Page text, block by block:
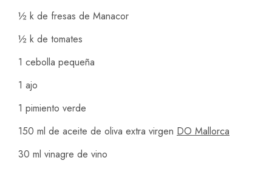
½ k de fresas de Manacor
½ k de tomates
1 cebolla pequeña
1 ajo
1 pimiento verde
150 ml de aceite de oliva extra virgen DO Mallorca
30 ml vinagre de vino